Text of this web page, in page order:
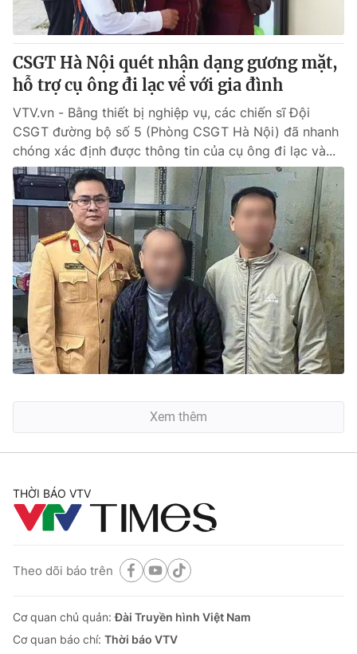
CSGT Hà Nội quét nhận dạng gương mặt,
hỗ trợ cụ ông đi lạc về với gia đình
VTV.vn - Bằng thiết bị nghiệp vụ, các chiến sĩ Đội
CSGT đường bộ số 5 (Phòng CSGT Hà Nội) đã nhanh
chóng xác định được thông tin của cụ ông đi lạc và...
Xem thêm
THỜI BÁO VTV
Theo dõi báo trên
Cơ quan chủ quản:Đài Truyền hình Việt Nam
Cơ quan báo chí: Thời báo VTV